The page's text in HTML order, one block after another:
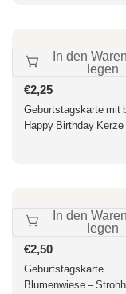
In den
legen
Normaler
Preis
€2,25
Geburtstagskarte mit
Happy Birthday
In den
legen
Normaler
Preis
€2,50
Geburtstagskarte
Blumenwiese –